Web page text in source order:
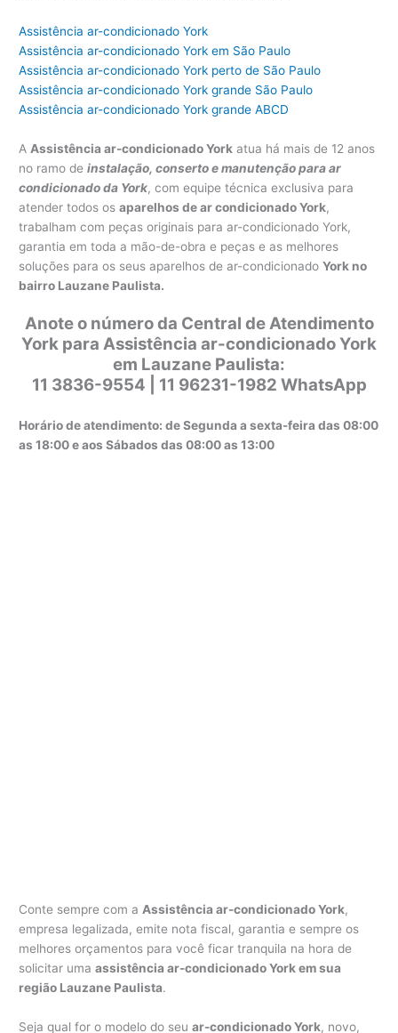
Assistência ar-condicionado York
Assistência ar-condicionado York em São Paulo
Assistência ar-condicionado York perto de São Paulo
Assistência ar-condicionado York grande São Paulo
Assistência ar-condicionado York grande ABCD
A Assistência ar-condicionado York atua há mais de 12 anos
no ramo deinstalação, conserto e manutenção para ar
condicionado da York, com equipe técnica exclusiva para
atender todos osaparelhos de ar condicionado York,
trabalham com peças originais para ar-condicionado York,
garantia em toda a mão-de-obra e peças e as melhores
soluções para os seus aparelhos de ar-condicionadoYork no
bairro Lauzane Paulista.
Anote o número da Central de Atendimento
York para Assistência ar-condicionado York
em Lauzane Paulista:
11 3836-9554 | 11 96231-1982 WhatsApp
Horário de atendimento: de Segunda a sexta-feira das 08:00
as 18:00 e aos Sábados das 08:00 as 13:00
Conte sempre com a Assistência ar-condicionado York,
empresa legalizada, emite nota fiscal, garantia e sempre os
melhores orçamentos para você ficar tranquila na hora de
solicitar umaassistência ar-condicionado York em sua
região Lauzane Paulista.
Seja qual for o modelo do seuar-condicionado York, novo,